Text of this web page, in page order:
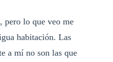
pero lo que veo me
habitación. Las
a mí no son las que